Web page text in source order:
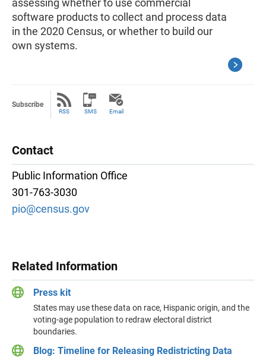
assessing whether to use commercial
software products to collect and process data
in the 2020 Census, or whether to build our
own systems.
Subscribe
RSS SMS Email
Contact
Public Information Office
301-763-3030
pio@census.gov
Related Information
Press kit
States may use these data on race, Hispanic origin, and the
voting-age population to redraw electoral district
boundaries.
Blog: Timeline for Releasing Redistricting Data